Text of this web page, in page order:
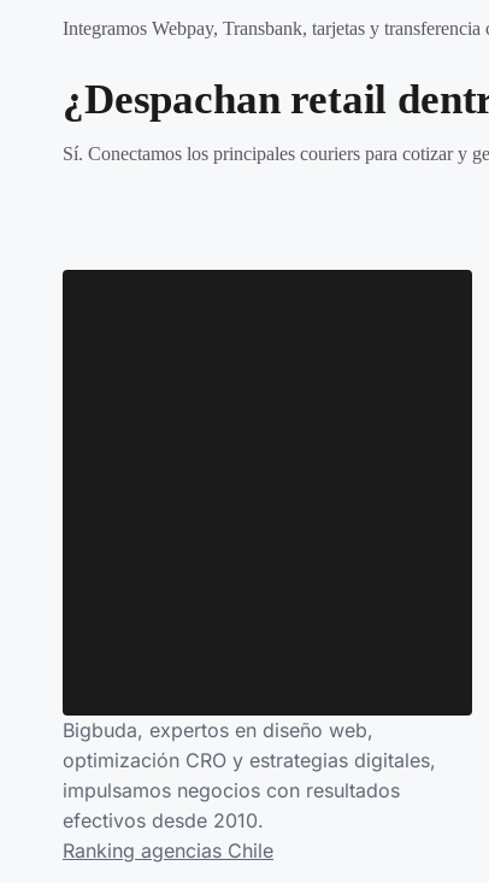
Integramos Webpay, Transbank, tarjetas y
¿Despachan retail
Sí. Conectamos los principales couriers para cotizar y
Bigbuda, expertos en diseño web,
optimización CRO y estrategias digitales,
impulsamos negocios con resultados
efectivos desde 2010.
Ranking agencias Chile